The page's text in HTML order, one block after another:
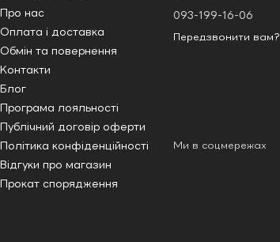
Про нас
Оплата і доставка
Обмін та повернення
Контакти
Блог
Програма лояльності
Публічний договір оферти
Політика конфіденційності
Відгуки про магазин
Прокат спорядження
093-199-16-06
Передзвонити вам?
Ми в соцмережах